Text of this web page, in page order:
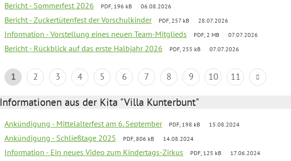
Bericht - Sommerfest 2026 PDF, 196 kB 06.08.2026
Bericht - Zuckertütenfest der Vorschulkinder PDF, 257 kB 28.07.2026
Information - Vorstellung eines neuen Team-Mitglieds PDF, 2 MB 07.07.2026
Bericht - Rückblick auf das erste Halbjahr 2026 PDF, 255 kB 07.07.2026
1 2 3 4 5 6 7 8 9 10 11
Informationen aus der Kita "Villa Kunterbunt"
Ankündigung - Mittelalterfest am 6. September PDF, 198 kB 15.08.2024
Ankündigung - Schließtage 2025 PDF, 806 kB 14.08.2024
Information - Ein neues Video zum Kindertags-Zirkus PDF, 125 kB 17.06.2024